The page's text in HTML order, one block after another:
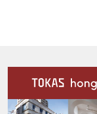
施設案内
Our